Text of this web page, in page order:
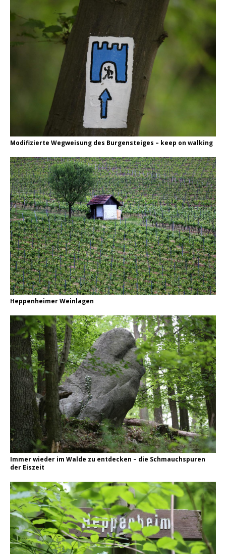
Modifizierte Wegweisung des Burgensteiges – keep on walking
Heppenheimer Weinlagen
Immer wieder im Walde zu entdecken – die Schmauchspuren
der Eiszeit